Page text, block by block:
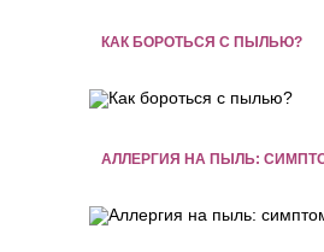
КАК БОРОТЬСЯ С ПЫЛЬЮ?
АЛЛЕРГИЯ НА ПЫЛЬ: